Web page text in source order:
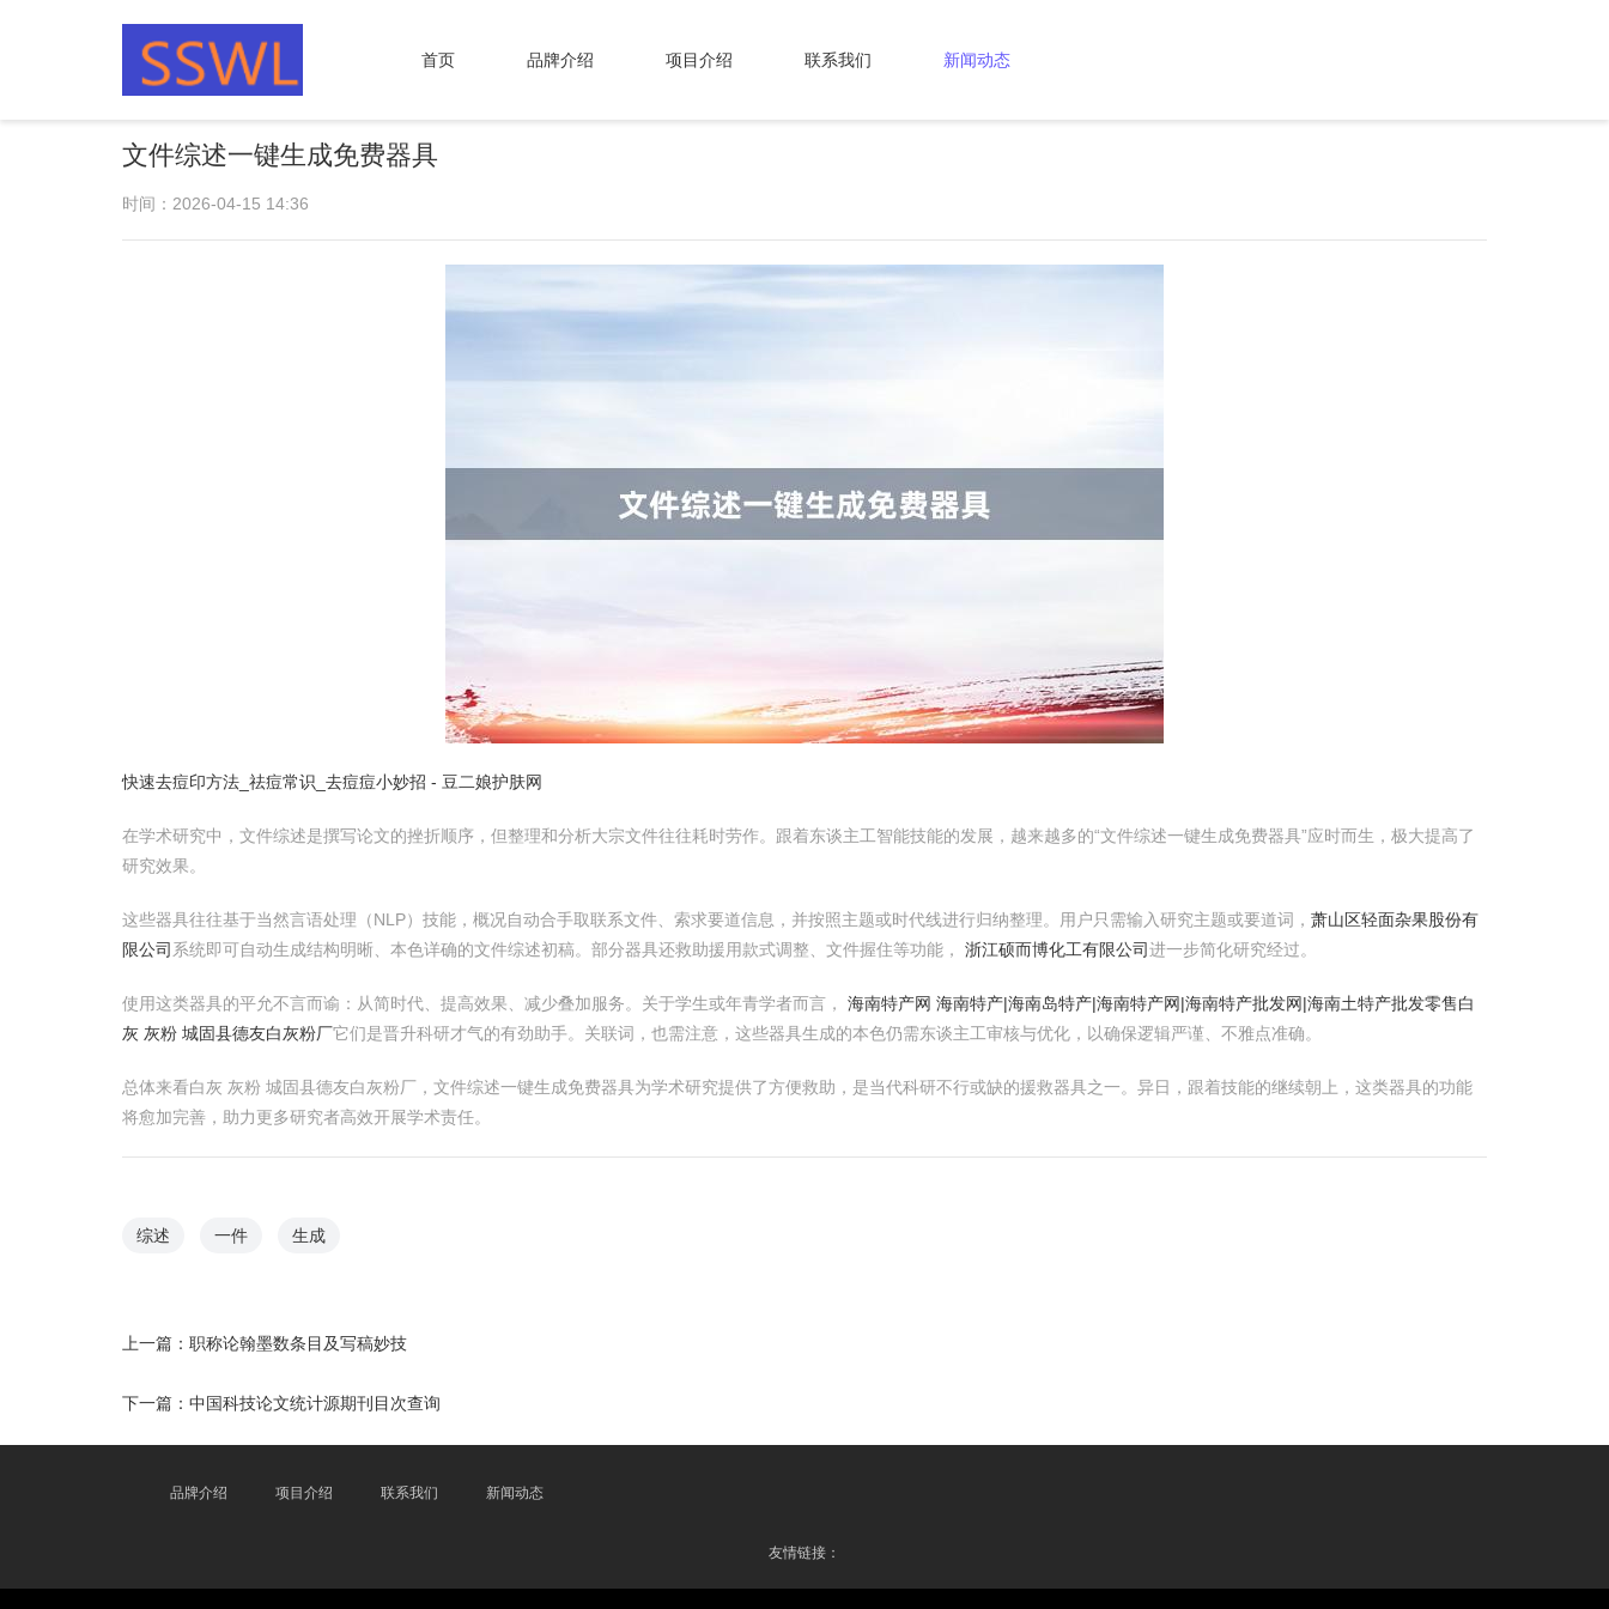
首页 品牌介绍 项目介绍 联系我们 新闻动态
文件综述一键生成免费器具
时间：2026-04-15 14:36
快速去痘印方法_祛痘常识_去痘痘小妙招 - 豆二娘护肤网
在学术研究中，文件综述是撰写论文的挫折顺序，但整理和分析大宗文件往往耗时劳作。跟着东谈主工智能技能的发展，越来越多的“文件综述一键生成免费器具”应时而生，极大提高了
研究效果。
这些器具往往基于当然言语处理（NLP）技能，概况自动合手取联系文件、索求要道信息，并按照主题或时代线进行归纳整理。用户只需输入研究主题或要道词， 萧山区轻面杂果股份有
限公司 系统即可自动生成结构明晰、本色详确的文件综述初稿。部分器具还救助援用款式调整、文件握住等功能， 浙江硕而博化工有限公司进一步简化研究经过。
使用这类器具的平允不言而谕：从简时代、提高效果、减少叠加服务。关于学生或年青学者而言， 海南特产网 海南特产|海南岛特产|海南特产网|海南特产批发网|海南土特产批发零售白
灰 灰粉 城固县德友白灰粉厂它们是晋升科研才气的有劲助手。关联词，也需注意，这些器具生成的本色仍需东谈主工审核与优化，以确保逻辑严谨、不雅点准确。
总体来看白灰 灰粉 城固县德友白灰粉厂，文件综述一键生成免费器具为学术研究提供了方便救助，是当代科研不行或缺的援救器具之一。异日，跟着技能的继续朝上，这类器具的功能
将愈加完善，助力更多研究者高效开展学术责任。
综述 一件 生成
上一篇： 职称论翰墨数条目及写稿妙技
下一篇： 中国科技论文统计源期刊目次查询
品牌介绍 项目介绍 联系我们 新闻动态
友情链接：